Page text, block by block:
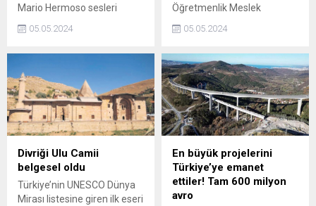
Mario Hermoso sesleri
Di Maria ve Hermoso ile
05.05.2024
Öğretmenlik Meslek
niteliğinde düzenlemeler
Eğitim Bakanı Yusuf Tekin,
üzerinde çalıştıkları taslağın
ayrıntılarını anlattı.
05.05.2024
Divriği Ulu Camii
belgesel oldu
Türkiye’nin UNESCO Dünya
Mirası listesine giren ilk eseri
En büyük projelerini
Türkiye’ye emanet
ettiler! Tam 600 milyon
avro